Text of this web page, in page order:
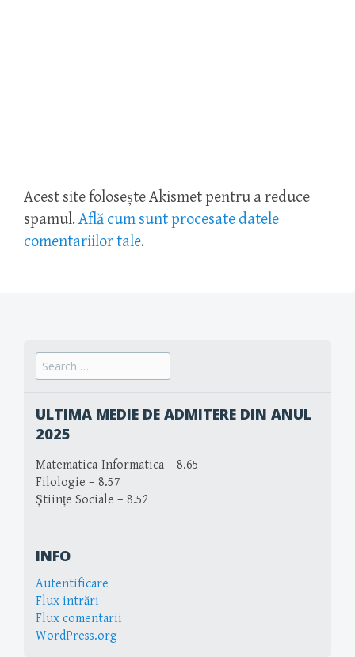
Acest site folosește Akismet pentru a reduce
spamul. Află cum sunt procesate datele
comentariilor tale.
Search
for:
ULTIMA MEDIE DE ADMITERE DIN ANUL
2025
Matematica-Informatica – 8.65
Filologie – 8.57
Științe Sociale – 8.52
INFO
Autentificare
Flux intrări
Flux comentarii
WordPress.org